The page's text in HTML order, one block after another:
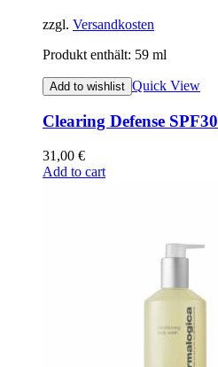
zzgl. Versandkosten
Produkt enthält: 59 ml
Add to wishlist Quick View
Clearing Defense SPF30
31,00 €
Add to cart